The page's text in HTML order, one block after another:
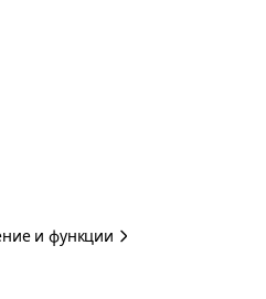
и функции